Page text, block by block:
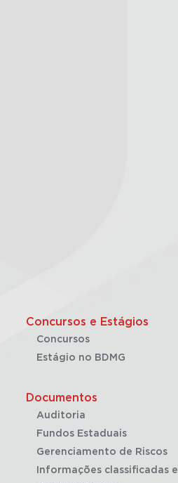
Concursos e Estágios
Concursos
Estágio no BDMG
Documentos
Auditoria
Fundos Estaduais
Gerenciamento de Riscos
Informações classificadas e